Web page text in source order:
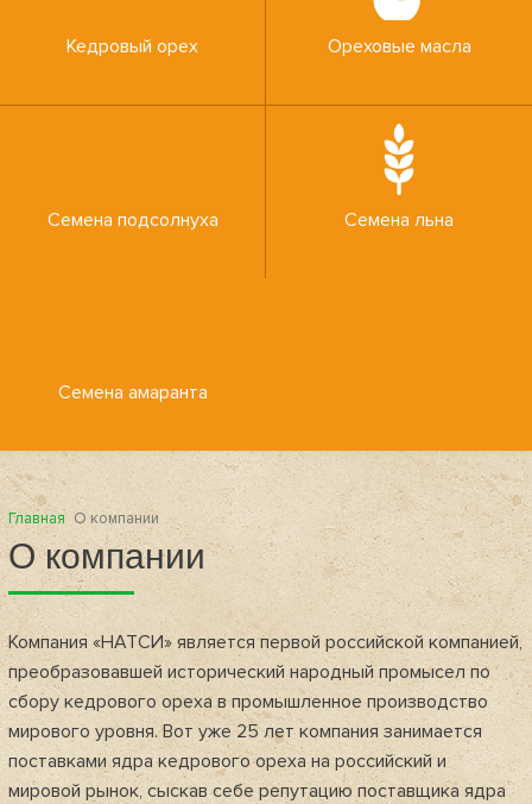
Кедровый орех Ореховые масла
Семена подсолнуха Семена льна
Семена амаранта
Главная О компании
О компании
Компания «НАТСИ» является первой российской компанией,
преобразовавшей исторический народный промысел по
сбору кедрового ореха в промышленное производство
мирового уровня. Вот уже 25 лет компания занимается
поставками ядра кедрового ореха на российский и
мировой рынок, сыскав себе репутацию поставщика ядра